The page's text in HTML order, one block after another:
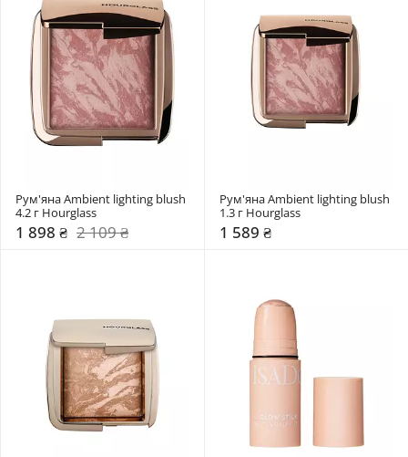
Рум'яна Ambient lighting blush
4.2 г Hourglass
1 898 ₴ 2 109 ₴
Рум'яна Ambient lighting blush
1.3 г Hourglass
1 589 ₴